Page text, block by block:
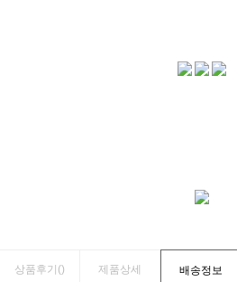
상품후기() 제품상세 배송정보